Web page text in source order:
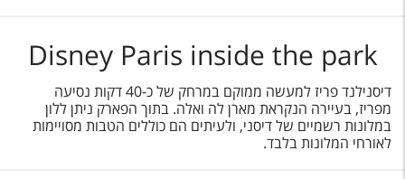
Disney Paris inside the park
דיסנילנד פריז למעשה ממוקם במרחק של כ-40 דקות נסיעה
מפריז, בעיירה הנקראת מארן לה ואלה. בתוך הפארק ניתן ללון
במלונות רשמיים של דיסני, ולעיתים הם כוללים הטבות מסויימות
לאורחי המלונות בלבד.